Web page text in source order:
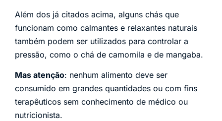
Além dos já citados acima, alguns chás que
funcionam como calmantes e relaxantes naturais
também podem ser utilizados para controlar a
pressão, como o chá de camomila e de mangaba.
Mas atenção: nenhum alimento deve ser
consumido em grandes quantidades ou com fins
terapêuticos sem conhecimento de médico ou
nutricionista.